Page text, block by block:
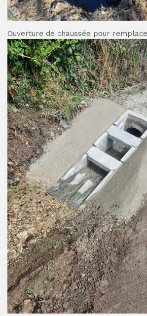
Ouverture de chaussée pour